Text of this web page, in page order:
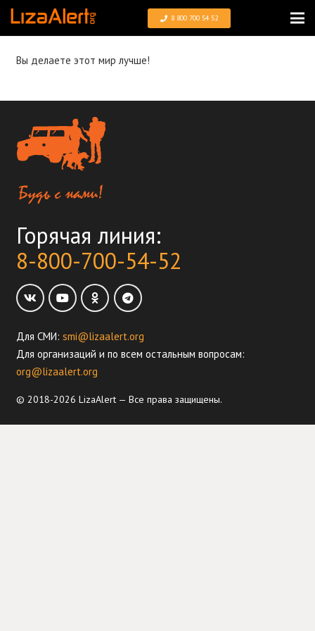
8 800 700 54 52
Вы делаете этот мир лучше!
Горячая линия:
8-800-700-54-52
Для СМИ: smi@lizaalert.org
Для организаций и по всем остальным вопросам:
org@lizaalert.org
© 2018-2026 LizaAlert — Все права защищены.